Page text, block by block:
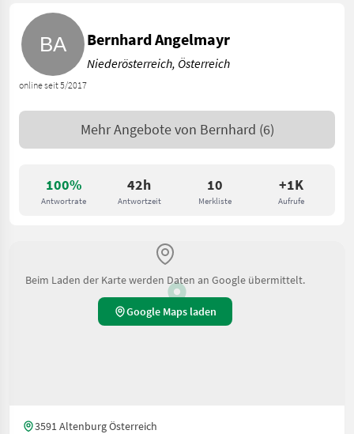
100%
Antwortrate
42h
Antwortzeit
10
Merkliste
+1K
Aufrufe
online seit 5/2017
Bernhard Angelmayr
Niederösterreich, Österreich
Mehr Angebote von Bernhard (6)
Beim Laden der Karte werden Daten an Google übermittelt.
Google Maps laden
3591 Altenburg Österreich